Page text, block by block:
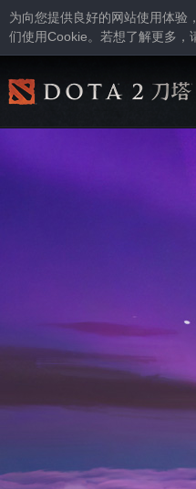
为向您提供良好的网站使用体验
们使用Cookie。若想了解更多，